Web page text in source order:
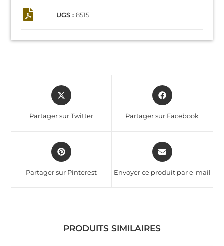
UGS :8515
Partager sur Twitter Partager sur Facebook
Partager sur Pinterest Envoyer ce produit par e-mail
PRODUITS SIMILAIRES